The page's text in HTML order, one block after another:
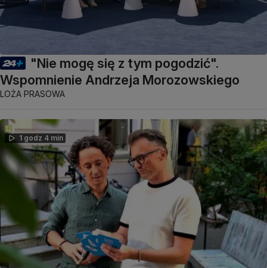
"Nie mogę się z tym pogodzić".
Wspomnienie Andrzeja Morozowskiego
LOŻA PRASOWA
1 godz 4 min